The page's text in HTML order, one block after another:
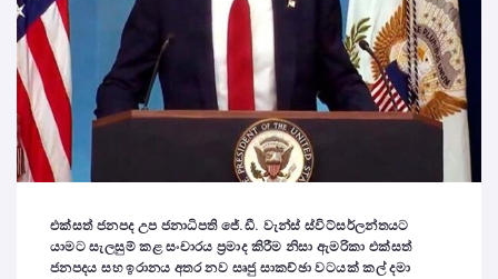
එක්සත් ජනපද උප ජනාධිපති ජේ.ඩී. වැන්ස් ස්විට්සර්ලන්තයට
යාමට සැලසුම් කළ සංචාරය ප්‍රමාද කිරීම නිසා ඇමරිකා එක්සත්
ජනපදය සහ ඉරානය අතර නව සෘජු සාකච්ඡා වටයක් කල් දමා